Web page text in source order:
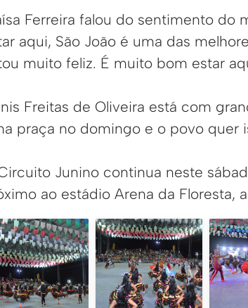
Ferreira falou do sentimento do
aqui, São João é uma das
muito feliz. É muito bom estar
Freitas de Oliveira está com
praça no domingo e o povo quer
Junino continua neste
ao estádio Arena da Floresta,